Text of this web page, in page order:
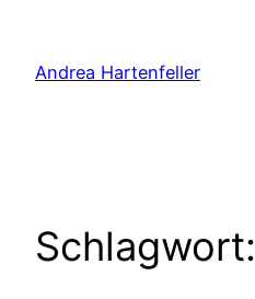
springen
Andrea Hartenfeller
Schlagwort: